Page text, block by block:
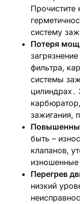
Прочистите
систему
Потеря
фильтра‚
системы
цилиндрах․
зажигания‚
быть –
клапанов‚
изношенные
Перегрев
низкий